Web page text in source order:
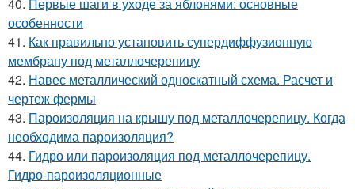
особенности
41. Как правильно установить супердиффузионную
мембрану под металлочерепицу
42. Навес металлический односкатный схема. Расчет и
чертеж фермы
43. Пароизоляция на крышу под металлочерепицу. Когда
необходима пароизоляция?
44. Гидро или пароизоляция под металлочерепицу.
Гидро-пароизоляционные